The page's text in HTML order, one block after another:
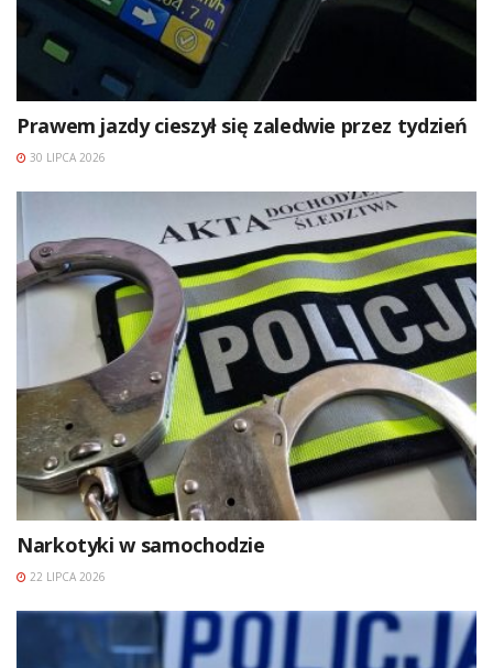
Prawem jazdy cieszył się zaledwie przez tydzień
30 LIPCA 2026
Narkotyki w samochodzie
22 LIPCA 2026